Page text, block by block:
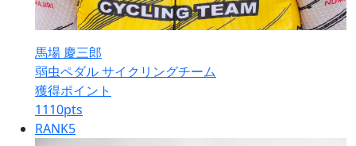
馬場 慶三郎
弱虫ペダル サイクリングチーム
獲得ポイント
1110pts
RANK5